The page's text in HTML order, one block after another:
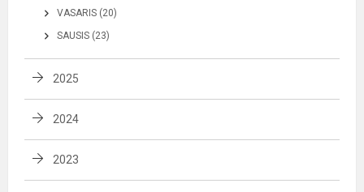
VASARIS (20)
SAUSIS (23)
2025
2024
2023